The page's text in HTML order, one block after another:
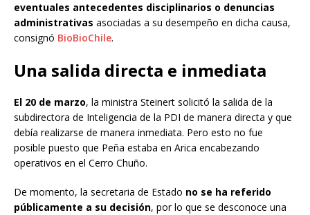
eventuales antecedentes disciplinarios o denuncias
administrativas asociadas a su desempeño en dicha causa,
consignó BioBioChile.
Una salida directa e inmediata
El 20 de marzo, la ministra Steinert solicitó la salida de la
subdirectora de Inteligencia de la PDI de manera directa y que
debía realizarse de manera inmediata. Pero esto no fue
posible puesto que Peña estaba en Arica encabezando
operativos en el Cerro Chuño.
De momento, la secretaria de Estado no se ha referido
públicamente a su decisión, por lo que se desconoce una